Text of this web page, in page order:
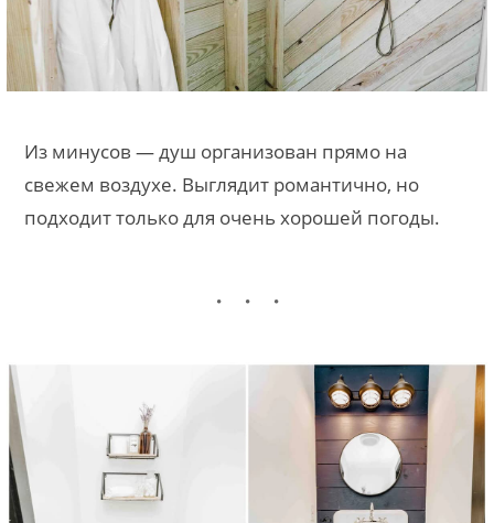
Из минусов — душ организован прямо на
свежем воздухе. Выглядит романтично, но
подходит только для очень хорошей погоды.